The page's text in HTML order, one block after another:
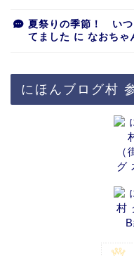
夏祭りの季節！ いつ
てました に なおちゃ
にほんブログ村